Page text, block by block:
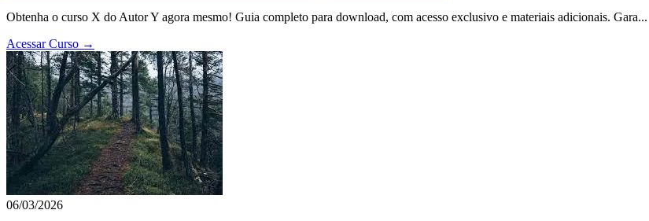
Obtenha o curso X do Autor Y agora mesmo! Guia completo para download, com acesso exclusivo e materiais adicionais. Gara...
Acessar Curso →
06/03/2026